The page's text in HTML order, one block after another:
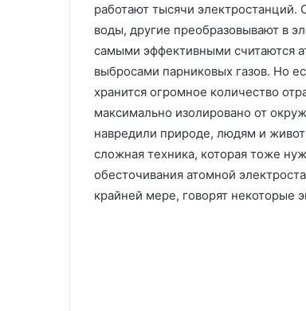
работают тысячи
воды, другие преобразовывают в
самыми эффективными считаются
выбросами парниковых газов. Но
хранится огромное количество
максимально изолировано от
навредили природе, людям и
сложная техника, которая тоже
обесточивания атомной
крайней мере, говорят некоторые